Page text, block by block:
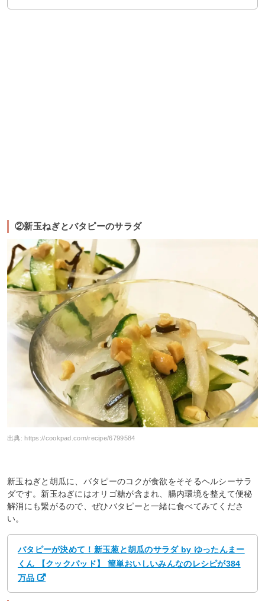
②新玉ねぎとバタピーのサラダ
出典:https://cookpad.com/recipe/6799584
新玉ねぎと胡瓜に、バタピーのコクが食欲をそそるヘルシーサラ
ダです。新玉ねぎにはオリゴ糖が含まれ、腸内環境を整えて便秘
解消にも繋がるので、ぜひバタピーと一緒に食べてみてくださ
い。
バタピーが決めて！新玉葱と胡瓜のサラダ by ゆったんまー
くん 【クックパッド】 簡単おいしいみんなのレシピが384
万品